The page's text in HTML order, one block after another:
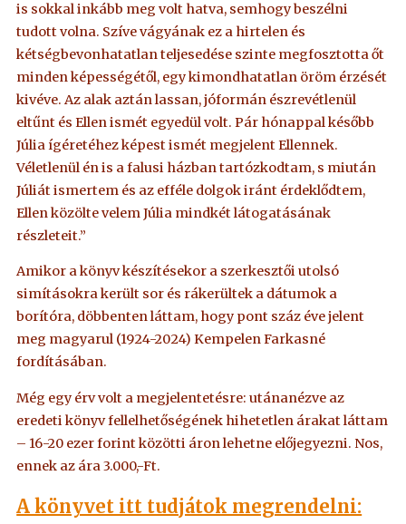
is sokkal inkább meg volt hatva, semhogy beszélni
tudott volna. Szíve vágyának ez a hirtelen és
kétségbevonhatatlan teljesedése szinte megfosztotta őt
minden képességétől, egy kimondhatatlan öröm érzését
kivéve. Az alak aztán lassan, jóformán észrevétlenül
eltűnt és Ellen ismét egyedül volt. Pár hónappal később
Júlia ígéretéhez képest ismét megjelent Ellennek.
Véletlenül én is a falusi házban tartózkodtam, s miután
Júliát ismertem és az efféle dolgok iránt érdeklődtem,
Ellen közölte velem Júlia mindkét látogatásának
részleteit.”
Amikor a könyv készítésekor a szerkesztői utolsó
simításokra került sor és rákerültek a dátumok a
borítóra, döbbenten láttam, hogy pont száz éve jelent
meg magyarul (1924-2024) Kempelen Farkasné
fordításában.
Még egy érv volt a megjelentetésre: utánanézve az
eredeti könyv fellelhetőségének hihetetlen árakat láttam
– 16-20 ezer forint közötti áron lehetne előjegyezni. Nos,
ennek az ára 3.000,-Ft.
A könyvet itt tudjátok megrendelni: